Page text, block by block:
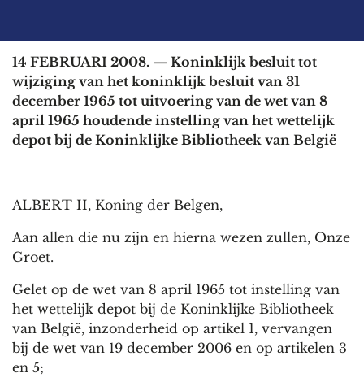
14 FEBRUARI 2008. — Koninklijk besluit tot
wijziging van het koninklijk besluit van 31
december 1965 tot uitvoering van de wet van 8
april 1965 houdende instelling van het wettelijk
depot bij de Koninklijke Bibliotheek van België
ALBERT II, Koning der Belgen,
Aan allen die nu zijn en hierna wezen zullen, Onze
Groet.
Gelet op de wet van 8 april 1965 tot instelling van
het wettelijk depot bij de Koninklijke Bibliotheek
van België, inzonderheid op artikel 1, vervangen
bij de wet van 19 december 2006 en op artikelen 3
en 5;